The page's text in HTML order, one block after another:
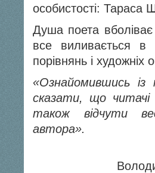
особистості: Тараса
Душа поета
все виливається в
порівнянь і художніх
«Ознайомившись із
сказати, що
також відчути
автора».
Володимир